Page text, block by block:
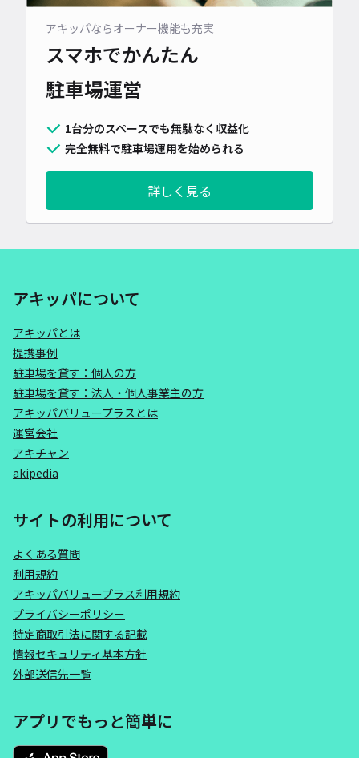
アキッパならオーナー機能も充実
スマホでかんたん
駐車場運営
1台分のスペースでも無駄なく収益化
完全無料で駐車場運用を始められる
詳しく見る
アキッパについて
アキッパとは
提携事例
駐車場を貸す：個人の方
駐車場を貸す：法人・個人事業主の方
アキッパバリュープラスとは
運営会社
アキチャン
akipedia
サイトの利用について
よくある質問
利用規約
アキッパバリュープラス利用規約
プライバシーポリシー
特定商取引法に関する記載
情報セキュリティ基本方針
外部送信先一覧
アプリでもっと簡単に